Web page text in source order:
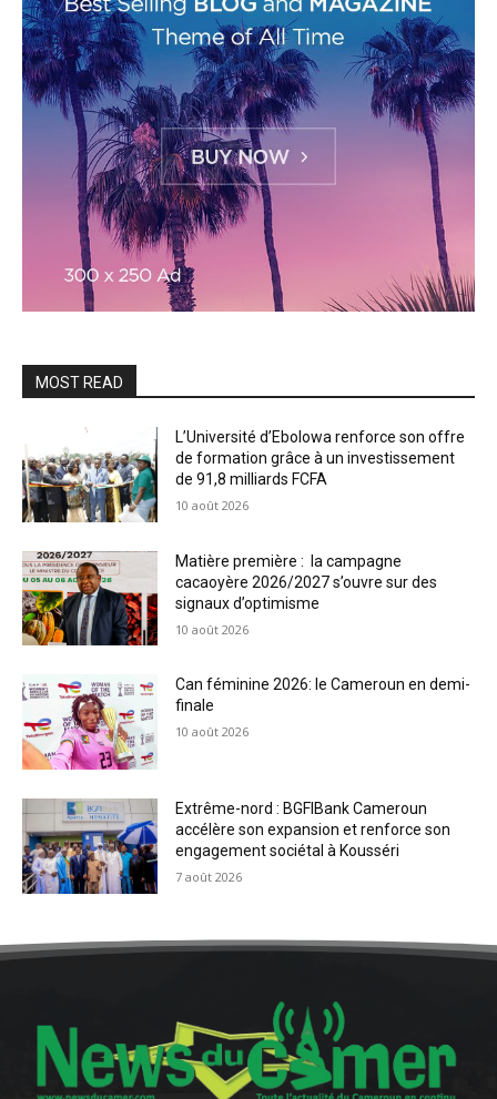
MOST READ
L’Université d’Ebolowa renforce son offre
de formation grâce à un investissement
de 91,8 milliards FCFA
10 août 2026
Matière première : la campagne
cacaoyère 2026/2027 s’ouvre sur des
signaux d’optimisme
10 août 2026
Can féminine 2026: le Cameroun en demi-
finale
10 août 2026
Extrême-nord : BGFIBank Cameroun
accélère son expansion et renforce son
engagement sociétal à Kousséri
7 août 2026